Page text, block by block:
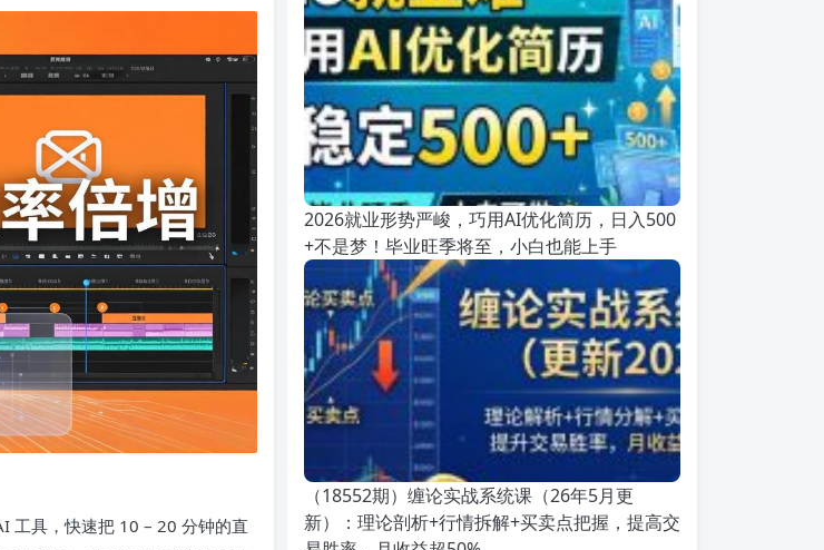
工具，快速把 10 – 20 分钟的直
2026就业形势严峻，巧用AI优化简历，日入500
+不是梦！毕业旺季将至，小白也能上手
（18552期）缠论实战系统课（26年5月更
新）：理论剖析+行情拆解+买卖点把握，提高交